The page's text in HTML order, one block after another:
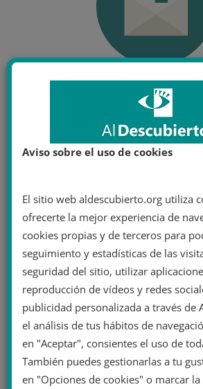
Aviso sobre el uso de cookies
El sitio web aldescubierto.org utiliza
ofrecerte la mejor experiencia de
cookies propias y de terceros para
seguimiento y estadísticas de las
seguridad del sitio, utilizar
reproducción de vídeos y redes
publicidad personalizada a través de
el análisis de tus hábitos de
en "Aceptar", consientes el uso de
También puedes gestionarlas a tu
en "Opciones de cookies" o marcar